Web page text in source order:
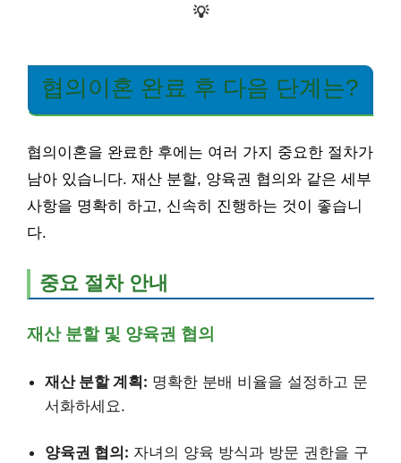
💡
협의이혼 완료 후 다음 단계는?
협의이혼을 완료한 후에는 여러 가지 중요한 절차가
남아 있습니다. 재산 분할, 양육권 협의와 같은 세부
사항을 명확히 하고, 신속히 진행하는 것이 좋습니
다.
중요 절차 안내
재산 분할 및 양육권 협의
재산 분할 계획: 명확한 분배 비율을 설정하고 문
서화하세요.
양육권 협의: 자녀의 양육 방식과 방문 권한을 구